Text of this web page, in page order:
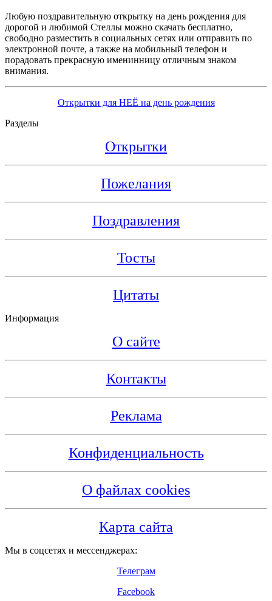
Любую поздравительную открытку на день рождения для
дорогой и любимой Стеллы можно скачать бесплатно,
свободно разместить в социальных сетях или отправить по
электронной почте, а также на мобильный телефон и
порадовать прекрасную именинницу отличным знаком
внимания.
Открытки для НЕЁ на день рождения
Разделы
Открытки
Пожелания
Поздравления
Тосты
Цитаты
Информация
О сайте
Контакты
Реклама
Конфиденциальность
О файлах cookies
Карта сайта
Мы в соцсетях и мессенджерах:
Телеграм
Facebook